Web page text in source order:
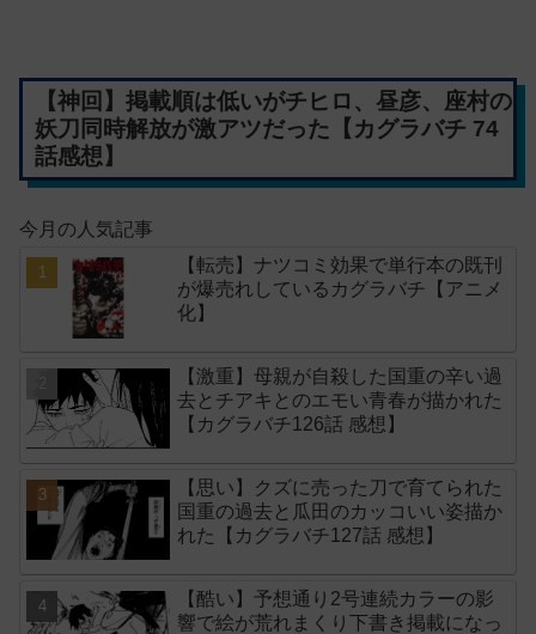
【神回】掲載順は低いがチヒロ、昼彦、座村の
妖刀同時解放が激アツだった【カグラバチ 74
話感想】
今月の人気記事
【転売】ナツコミ効果で単行本の既刊
が爆売れしているカグラバチ【アニメ
化】
【激重】母親が自殺した国重の辛い過
去とチアキとのエモい青春が描かれた
【カグラバチ126話 感想】
【思い】クズに売った刀で育てられた
国重の過去と瓜田のカッコいい姿描か
れた【カグラバチ127話 感想】
【酷い】予想通り2号連続カラーの影
響で絵が荒れまくり下書き掲載になっ